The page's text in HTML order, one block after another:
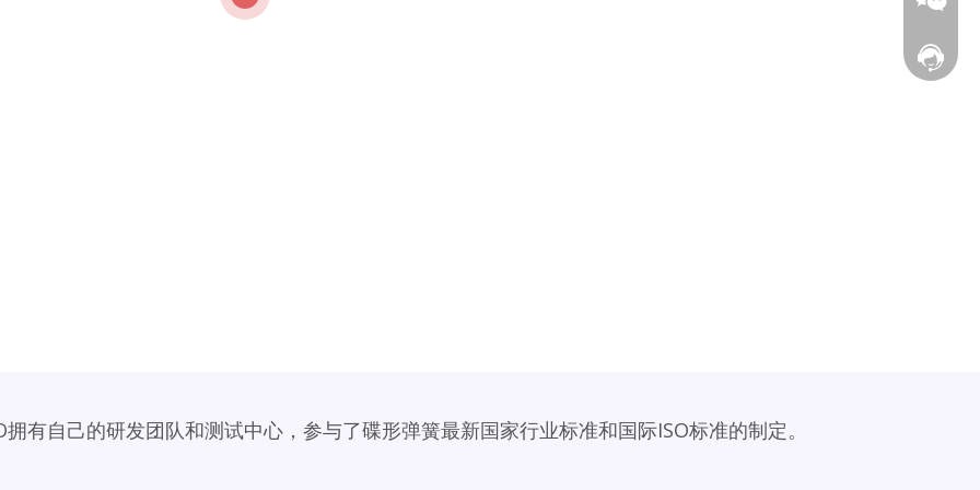
拥有自己的研发团队和测试中心，参与了碟形弹簧最新国家行业标准和国际ISO标准的制定。
在线客服